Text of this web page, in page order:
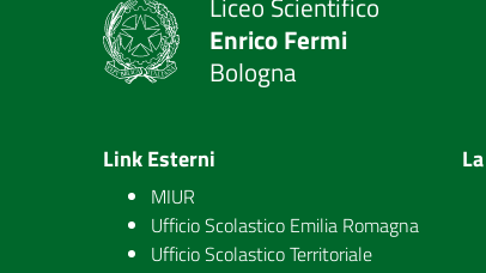
Enrico Fermi
Bologna
Link Esterni
MIUR
Ufficio Scolastico Emilia Romagna
Ufficio Scolastico Territoriale